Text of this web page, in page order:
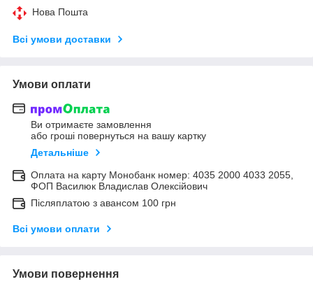
Нова Пошта
Всі умови доставки
Умови оплати
Ви отримаєте замовлення
або гроші повернуться на вашу картку
Детальніше
Оплата на карту Монобанк номер: 4035 2000 4033 2055,
ФОП Василюк Владислав Олексійович
Післяплатою з авансом 100 грн
Всі умови оплати
Умови повернення